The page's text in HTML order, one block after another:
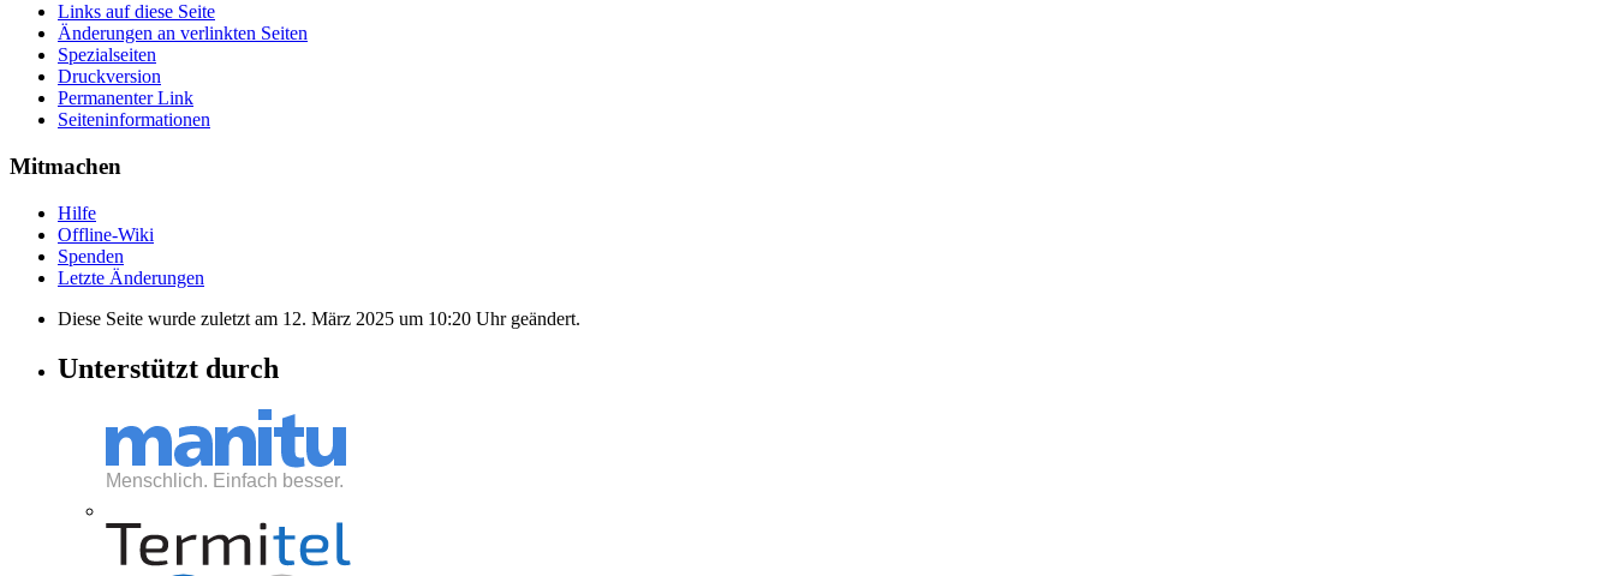
Links auf diese Seite
Änderungen an verlinkten Seiten
Spezialseiten
Druckversion
Permanenter Link
Seiten­informationen
Mitmachen
Hilfe
Offline-Wiki
Spenden
Letzte Änderungen
Diese Seite wurde zuletzt am 12. März 2025 um 10:20 Uhr geändert.
Unterstützt durch